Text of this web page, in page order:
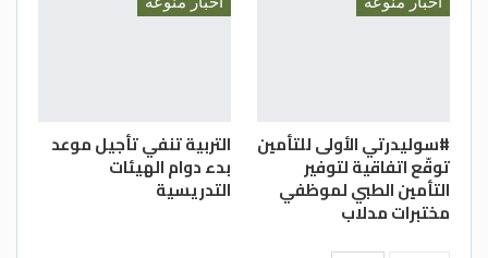
#سوليدرتي الأولى للتأمين
توقّع اتفاقية لتوفير
التأمين الطبي لموظفي
مختبرات مدلاب
التربية تنفي تأجيل موعد
بدء دوام الهيئات
التدريسية